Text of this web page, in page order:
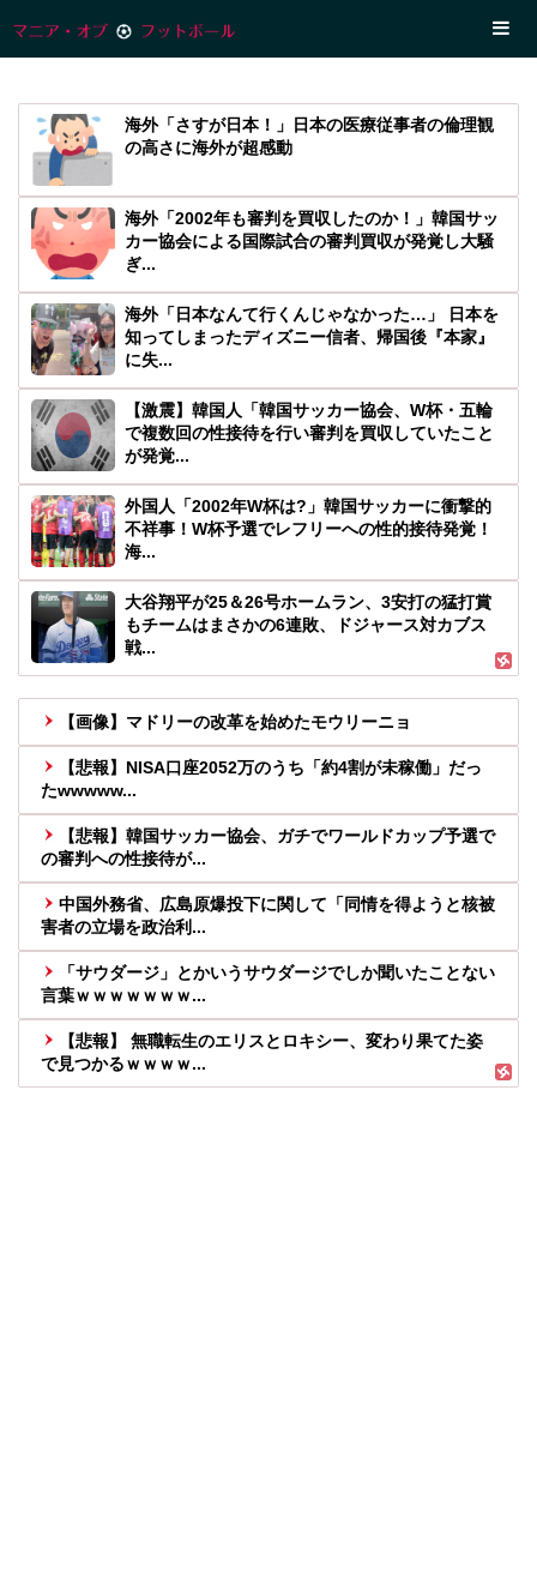
海外「さすが日本！」日本の医療従事者の倫理観
の高さに海外が超感動
海外「2002年も審判を買収したのか！」韓国サッ
カー協会による国際試合の審判買収が発覚し大騒
ぎ...
海外「日本なんて行くんじゃなかった…」 日本を
知ってしまったディズニー信者、帰国後『本家』
に失...
【激震】韓国人「韓国サッカー協会、W杯・五輪
で複数回の性接待を行い審判を買収していたこと
が発覚...
外国人「2002年W杯は?」韓国サッカーに衝撃的
不祥事！W杯予選でレフリーへの性的接待発覚！
海...
大谷翔平が25＆26号ホームラン、3安打の猛打賞
もチームはまさかの6連敗、ドジャース対カブス
戦...
【画像】マドリーの改革を始めたモウリーニョ
【悲報】NISA口座2052万のうち「約4割が未稼働」だっ
たwwwww...
【悲報】韓国サッカー協会、ガチでワールドカップ予選で
の審判への性接待が...
中国外務省、広島原爆投下に関して「同情を得ようと核被
害者の立場を政治利...
「サウダージ」とかいうサウダージでしか聞いたことない
言葉ｗｗｗｗｗｗｗ...
【悲報】 無職転生のエリスとロキシー、変わり果てた姿
で見つかるｗｗｗｗ...